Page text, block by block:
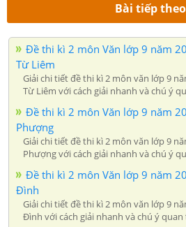
Bài tiếp theo
Đề thi kì 2 môn Văn lớp 9 năm
Từ Liêm
Giải chi tiết đề thi kì 2 môn văn lớp 9
Từ Liêm với cách giải nhanh và chú ý
Đề thi kì 2 môn Văn lớp 9 năm
Phượng
Giải chi tiết đề thi kì 2 môn văn lớp 9
Phượng với cách giải nhanh và chú ý
Đề thi kì 2 môn Văn lớp 9 năm
Đình
Giải chi tiết đề thi kì 2 môn văn lớp 9
Đình với cách giải nhanh và chú ý